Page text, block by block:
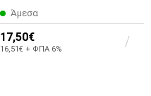
Άμεσα
17,50€
16,51€ + ΦΠΑ 6%